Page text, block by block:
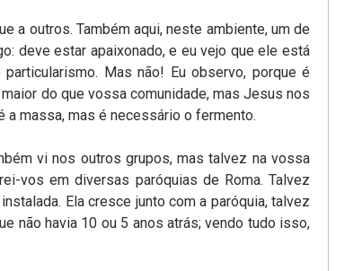
a outros. Também aqui, neste ambiente, um de
deve estar apaixonado, e eu vejo que ele está
Mas não! Eu observo, porque é
do que vossa comunidade, mas Jesus nos
a massa, mas é necessário o fermento.
vi nos outros grupos, mas talvez na vossa
vos em diversas paróquias de Roma. Talvez
Ela cresce junto com a paróquia, talvez
não havia 10 ou 5 anos atrás; vendo tudo isso,